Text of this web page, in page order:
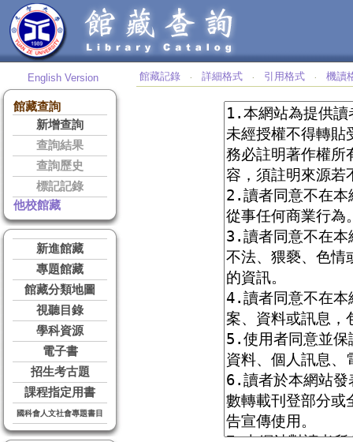
English Version
館藏查詢
新增查詢
查詢結果
查詢歷史
標記記錄
他校館藏
新進館藏
專題館藏
館藏分類地圖
視聽目錄
學科資源
電子書
招生考古題
課程指定用書
國科會人文社會專題書目
館藏記錄 ‧ 詳細格式 ‧ 引用格式 ‧ 機讀